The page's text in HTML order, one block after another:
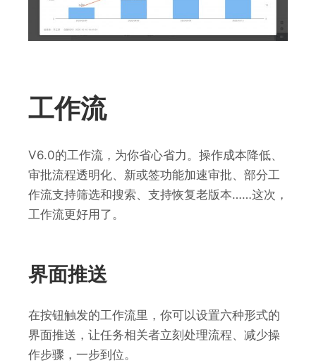
工作流
V6.0的工作流，为你省心省力。操作成本降低、
审批流程透明化、新或签功能加速审批、部分工
作流支持筛选和搜索、支持恢复老版本……这次，
工作流更好用了。
界面推送
在按钮触发的工作流里，你可以设置六种形式的
界面推送，让任务相关者立刻处理流程、减少操
作步骤，一步到位。